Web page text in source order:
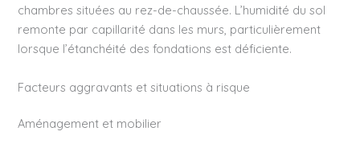
chambres situées au rez-de-chaussée. L’humidité du sol
remonte par capillarité dans les murs, particulièrement
lorsque l’étanchéité des fondations est déficiente.
Facteurs aggravants et situations à risque
Aménagement et mobilier